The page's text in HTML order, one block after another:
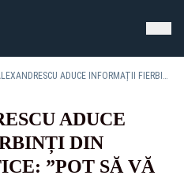
ANCA ALEXANDRESCU ADUCE INFORMAȚII FIERBINȚI DIN CULISELE POLITICE: ”POT SĂ VĂ SPUN 100% CĂ NU VA MAI AVEA LOC DESEMNAREA LUI ILIE BOLOJAN.” CE MUTARE VA FACE PSD
ADUCE
DIN
”POT SĂ VĂ